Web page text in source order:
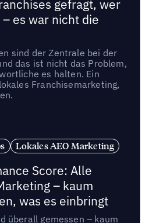
gefragt, wer
es war nicht die
sind der Zentrale bei der
das ist nicht das Problem,
es halten. Ein
Franchisemarketing,
Lokales AEO Marketing
Score: Alle
– kaum
was es einbringt
überall gemessen – kaum